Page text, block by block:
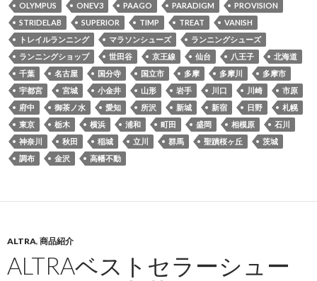
OLYMPUS
ONEV3 PAAGO PARADIGM
PROVISION
STRIDELAB
SUPERIOR TIMP TREAT
VANISH
トレイルランニング
マラソンシューズ
ランニングシューズ
ランニングショップ
世田谷 京王線 仙台 八王子
北海道
千葉
名古屋 国分寺 国立市 多摩 多摩川
多摩市
宇都宮
宮城 小金井 山形 岩手 川口 川崎
市原
府中
御茶ノ水 愛知 所沢 新城 新宿 日野
札幌
東京
栃木 横浜 浦和 町田 盛岡 相模原
石川
神奈川
秋田 稲城 立川 群馬 聖蹟桜ヶ丘
茨城
調布
金沢 高幡不動
ALTRA, 商品紹介
ALTRAベストセラーシュー